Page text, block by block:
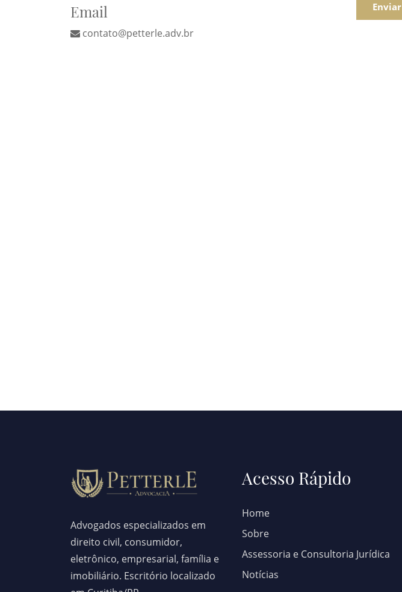
Email
contato@petterle.adv.br
Enviar
Advogados especializados em
direito civil, consumidor,
eletrônico, empresarial, família e
imobiliário. Escritório localizado
Acesso Rápido
Home
Sobre
Assessoria e Consultoria Jurídica
Notícias